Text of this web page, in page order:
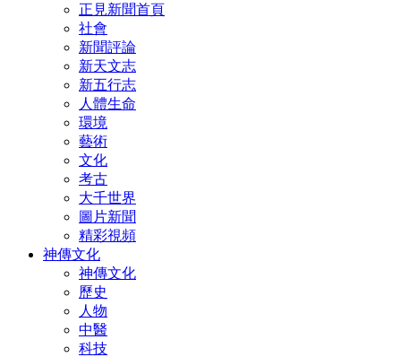
正見新聞首頁
社會
新聞評論
新天文志
新五行志
人體生命
環境
藝術
文化
考古
大千世界
圖片新聞
精彩視頻
神傳文化
神傳文化
歷史
人物
中醫
科技